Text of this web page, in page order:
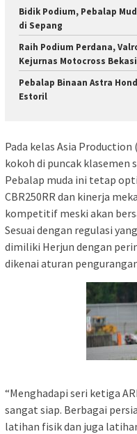
Bidik Podium, Pebalap
di Sepang
Raih Podium Perdana,
Kejurnas Motocross Bekasi
Pebalap Binaan Astra
Estoril
Pada kelas Asia Production
kokoh di puncak klasemen
Pebalap muda ini tetap
CBR250RR dan kinerja
kompetitif meski akan
Sesuai dengan regulasi
dimiliki Herjun dengan
dikenai aturan
“Menghadapi seri ketiga
sangat siap. Berbagai
latihan fisik dan juga